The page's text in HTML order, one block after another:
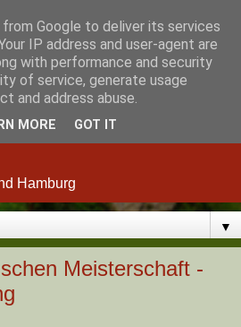
-
und Berichte
Hamburg
▼
Meisterschaft -
Google to deliver its services
IP address and user-agent are
with performance and security
of service, generate usage
and address abuse.
MORE GOT IT